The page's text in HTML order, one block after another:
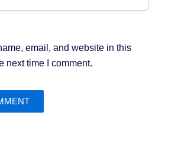
email, and website in this
next time I comment.